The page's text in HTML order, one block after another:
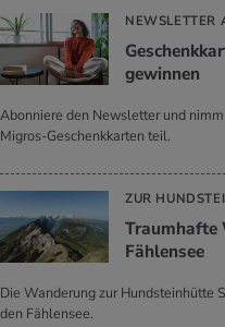
NEWSLETTER
gewinnen
Abonniere den Newsletter und
Migros-Geschenkkarten teil.
ZUR
Traumhafte
Fählensee
Die Wanderung zur Hundsteinhütte
den Fählensee.